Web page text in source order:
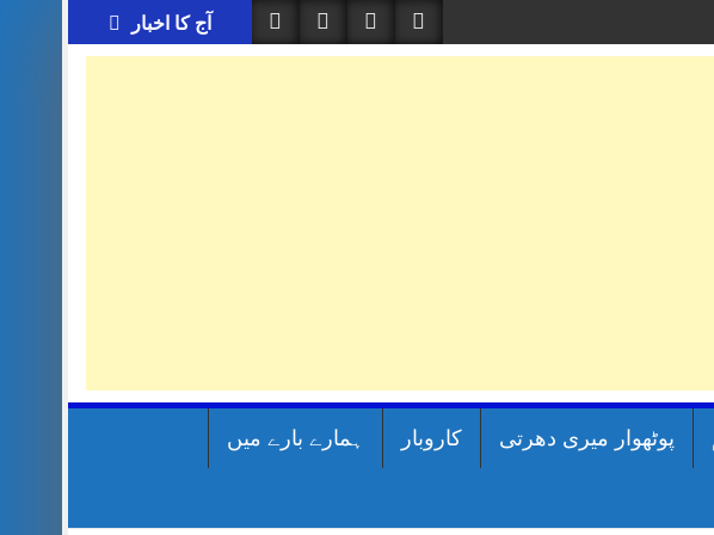
آج کا اخبار
پوٹھوار میری دھرتی کاروبار ہمارے بارے میں